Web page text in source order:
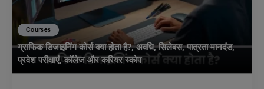
Courses
ग्राफिक डिजाइनिंग कोर्स क्या होता है?, अवधि, सिलेबस, पात्रता मानदंड,
प्रवेश परीक्षाएं, कॉलेज और करियर स्कोप